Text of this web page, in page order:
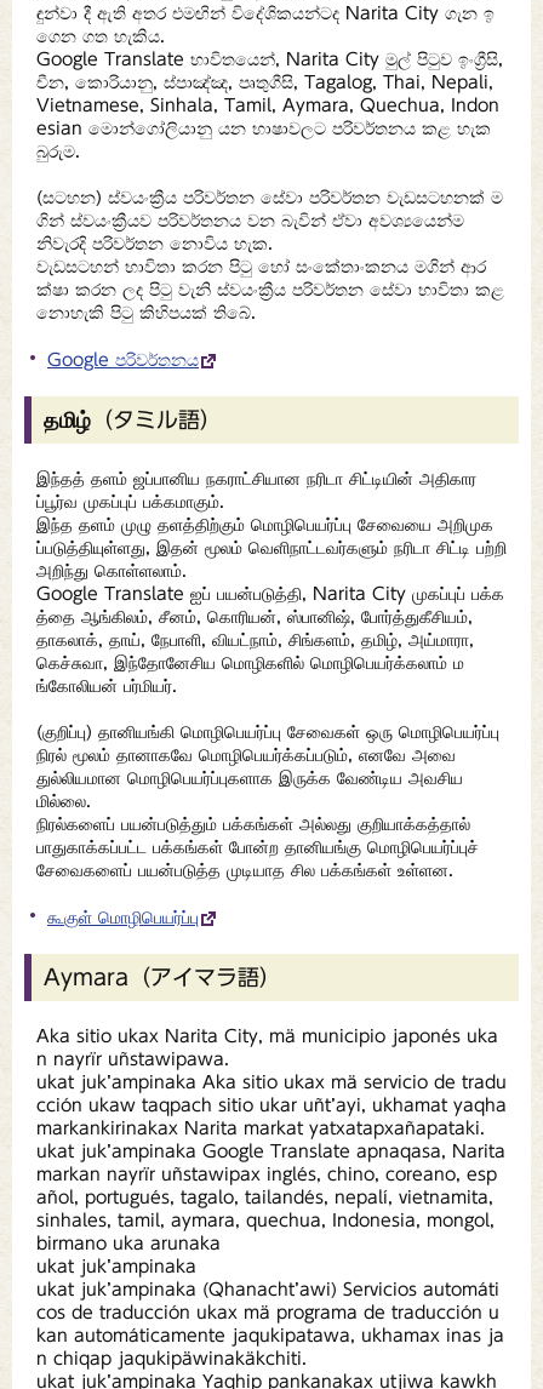
ඳුන්වා දී ඇති අතර එමඟින් විදේශිකයන්ටද Narita City ගැන ඉ
ගෙන ගත හැකිය.
Google Translate භාවිතයෙන්, Narita City මුල් පිටුව ඉංග්‍රීසි,
චීන, කොරියානු, ස්පාඤ්ඤ, පෘතුගීසි, Tagalog, Thai, Nepali,
Vietnamese, Sinhala, Tamil, Aymara, Quechua, Indon
esian මොන්ගෝලියානු යන භාෂාවලට පරිවර්තනය කළ හැක
බුරුම.
(සටහන) ස්වයංක්‍රීය පරිවර්තන සේවා පරිවර්තන වැඩසටහනක් ම
ගින් ස්වයංක්‍රීයව පරිවර්තනය වන බැවින් ඒවා අවශ්‍යයෙන්ම
නිවැරදි පරිවර්තන නොවිය හැක.
වැඩසටහන් භාවිතා කරන පිටු හෝ සංකේතාංකනය මගින් ආර
ක්ෂා කරන ලද පිටු වැනි ස්වයංක්‍රීය පරිවර්තන සේවා භාවිතා කළ
නොහැකි පිටු කිහිපයක් තිබේ.
Google පරිවර්තනය
தமிழ்（タミル語）
இந்தத் தளம் ஜப்பானிய நகராட்சியான நரிடா சிட்டியின் அதிகார
ப்பூர்வ முகப்புப் பக்கமாகும்.
இந்த தளம் முழு தளத்திற்கும் மொழிபெயர்ப்பு சேவையை அறிமுக
ப்படுத்தியுள்ளது, இதன் மூலம் வெளிநாட்டவர்களும் நரிடா சிட்டி பற்றி
அறிந்து கொள்ளலாம்.
Google Translate ஐப் பயன்படுத்தி, Narita City முகப்புப் பக்க
த்தை ஆங்கிலம், சீனம், கொரியன், ஸ்பானிஷ், போர்த்துகீசியம்,
தாகலாக், தாய், நேபாளி, வியட்நாம், சிங்களம், தமிழ், அய்மாரா,
கெச்சுவா, இந்தோனேசிய மொழிகளில் மொழிபெயர்க்கலாம் ம
ங்கோலியன் பர்மியர்.
(குறிப்பு) தானியங்கி மொழிபெயர்ப்பு சேவைகள் ஒரு மொழிபெயர்ப்பு
நிரல் மூலம் தானாகவே மொழிபெயர்க்கப்படும், எனவே அவை
துல்லியமான மொழிபெயர்ப்புகளாக இருக்க வேண்டிய அவசிய
மில்லை.
நிரல்களைப் பயன்படுத்தும் பக்கங்கள் அல்லது குறியாக்கத்தால்
பாதுகாக்கப்பட்ட பக்கங்கள் போன்ற தானியங்கு மொழிபெயர்ப்புச்
சேவைகளைப் பயன்படுத்த முடியாத சில பக்கங்கள் உள்ளன.
கூகுள் மொழிபெயர்ப்பு
Aymara（アイマラ語）
Aka sitio ukax Narita City, mä municipio japonés uka
n nayrïr uñstawipawa.
ukat juk’ampinaka Aka sitio ukax mä servicio de tradu
cción ukaw taqpach sitio ukar uñt’ayi, ukhamat yaqha
markankirinakax Narita markat yatxatapxañapataki.
ukat juk’ampinaka Google Translate apnaqasa, Narita
markan nayrïr uñstawipax inglés, chino, coreano, esp
añol, portugués, tagalo, tailandés, nepalí, vietnamita,
sinhales, tamil, aymara, quechua, Indonesia, mongol,
birmano uka arunaka
ukat juk’ampinaka
ukat juk’ampinaka (Qhanacht’awi) Servicios automáti
cos de traducción ukax mä programa de traducción u
kan automáticamente jaqukipatawa, ukhamax inas ja
n chiqap jaqukipäwinakäkchiti.
ukat juk’ampinaka Yaqhip pankanakax utjiwa kawkh